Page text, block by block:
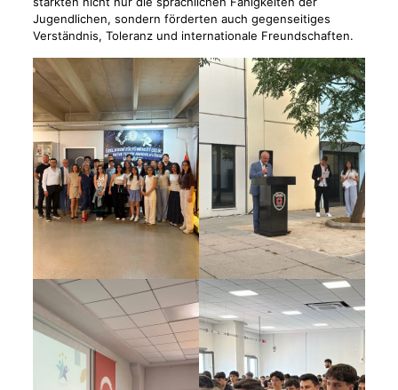
Jugendlichen, sondern förderten auch gegenseitiges
Verständnis, Toleranz und internationale Freundschaften.